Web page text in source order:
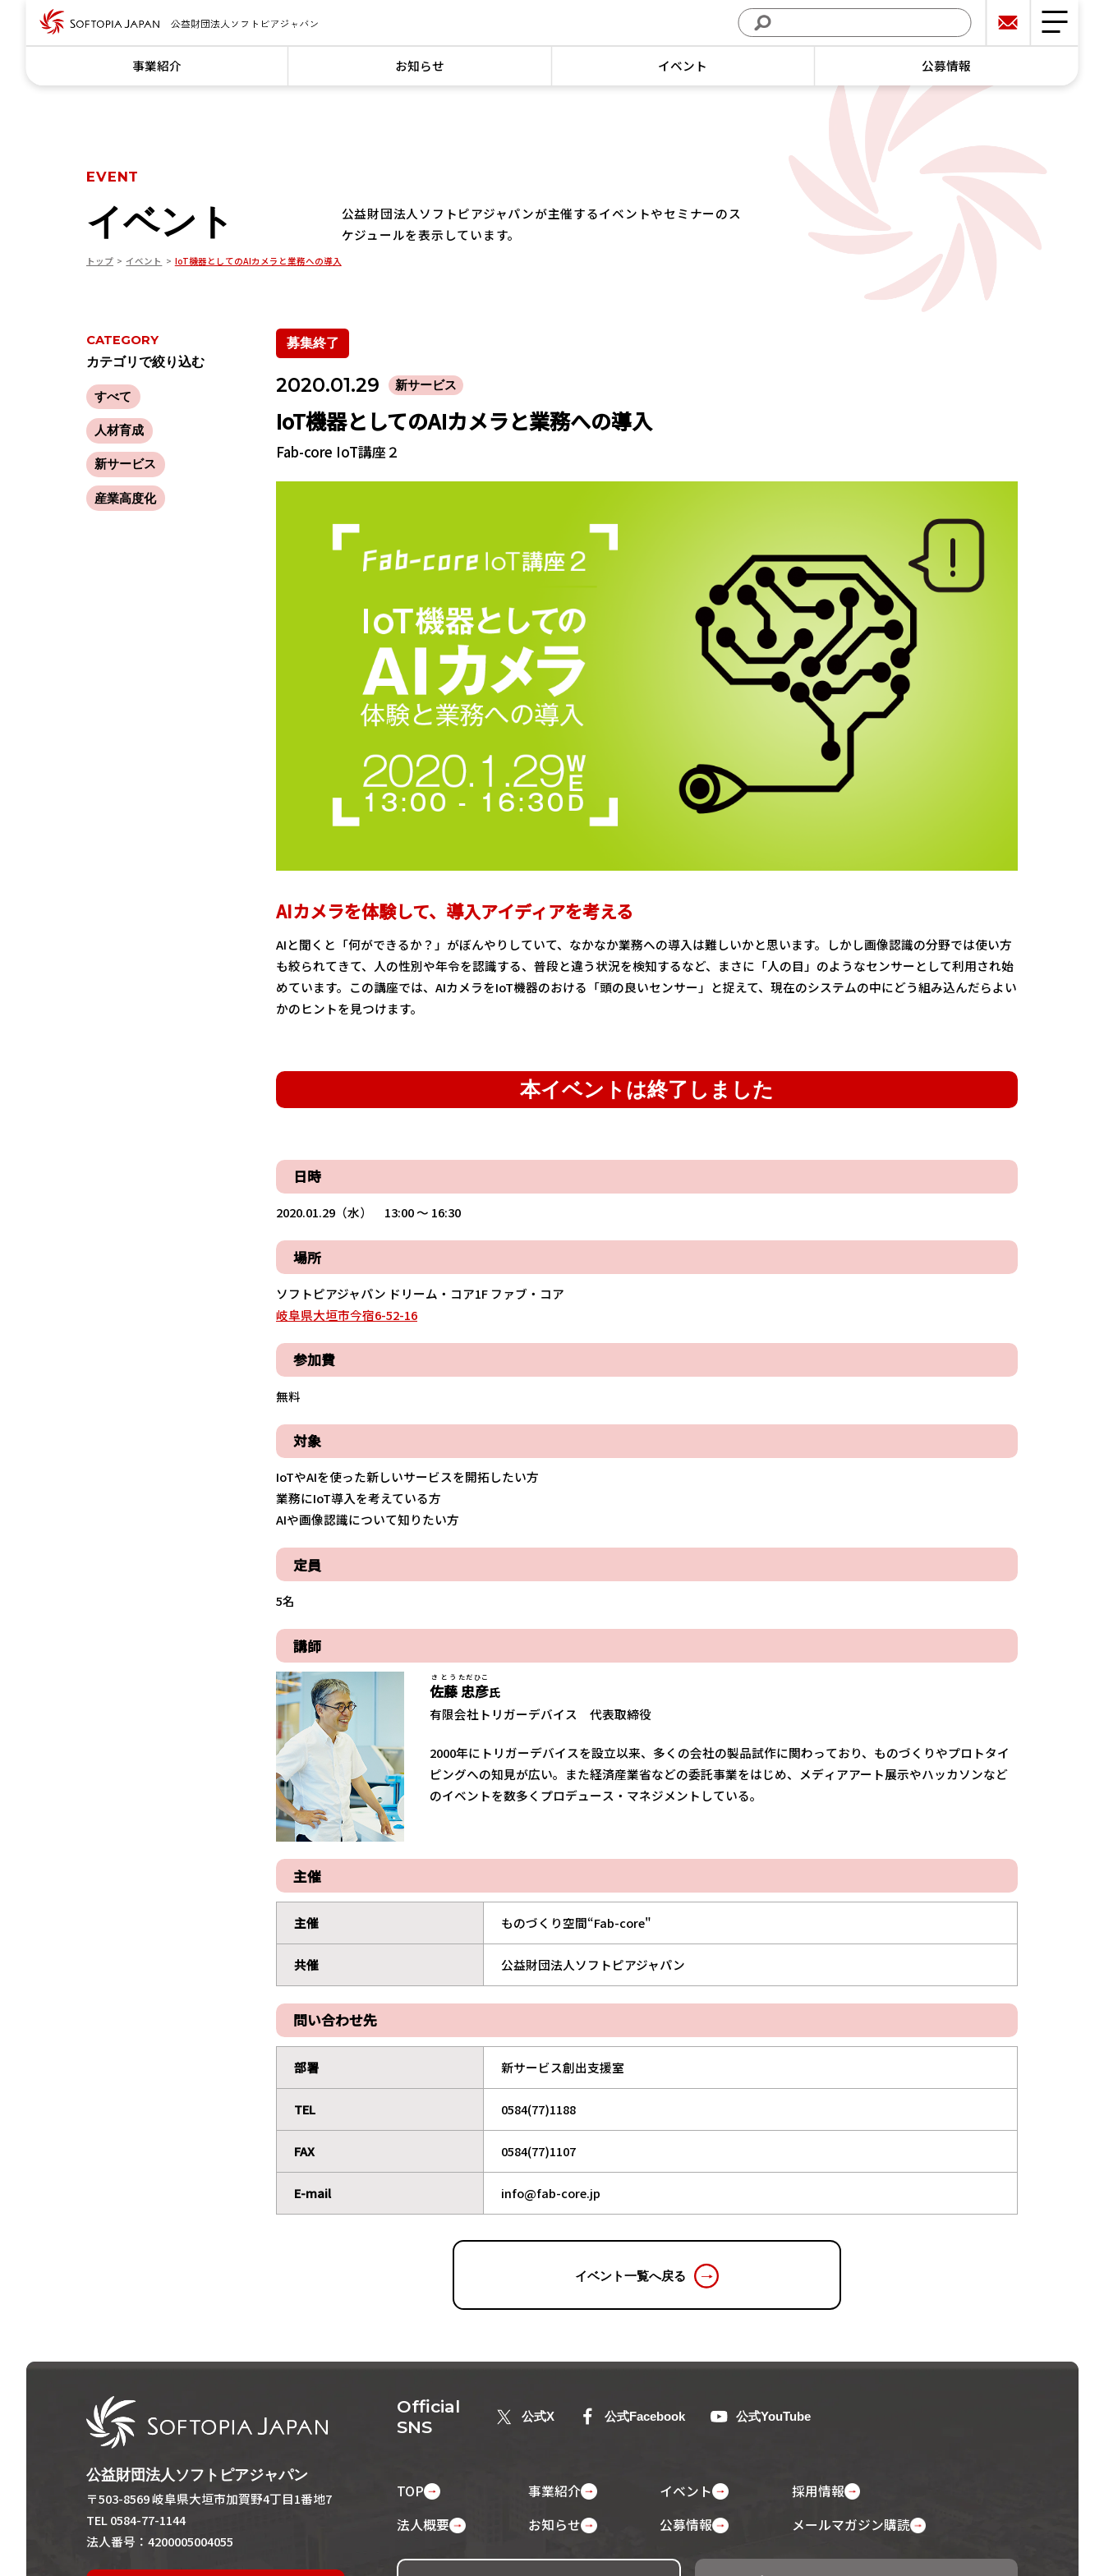
事業紹介 お知らせ イベント 公募情報
EVENT
イベント
トップ イベント IoT機器としてのAIカメラと業務への導入
公益財団法人ソフトピアジャパンが主催するイベントやセミナーのス
ケジュールを表示しています。
CATEGORY
カテゴリで絞り込む
すべて
人材育成
新サービス
産業高度化
募集終了
2020.01.29 新サービス
IoT機器としてのAIカメラと業務への導入
Fab-core IoT講座２
AIカメラを体験して、導入アイディアを考える
AIと聞くと「何ができるか？」がぼんやりしていて、なかなか業務への導入は難しいかと思います。しかし画像認識の分野では使い方
も絞られてきて、人の性別や年令を認識する、普段と違う状況を検知するなど、まさに「人の目」のようなセンサーとして利用され始
めています。この講座では、AIカメラをIoT機器のおける「頭の良いセンサー」と捉えて、現在のシステムの中にどう組み込んだらよい
かのヒントを見つけます。
本イベントは終了しました
日時
2020.01.29（水） 13:00 〜 16:30
場所
ソフトピアジャパン ドリーム・コア1F ファブ・コア
岐阜県大垣市今宿6-52-16
参加費
無料
対象
IoTやAIを使った新しいサービスを開拓したい方
業務にIoT導入を考えている方
AIや画像認識について知りたい方
定員
5名
講師
佐藤
さとう
忠彦
ただひこ
氏
有限会社トリガーデバイス 代表取締役
2000年にトリガーデバイスを設立以来、多くの会社の製品試作に関わっており、ものづくりやプロトタイ
ピングへの知見が広い。また経済産業省などの委託事業をはじめ、メディアアート展示やハッカソンなど
のイベントを数多くプロデュース・マネジメントしている。
主催
主催 ものづくり空間“Fab-core"
共催 公益財団法人ソフトピアジャパン
問い合わせ先
部署 新サービス創出支援室
TEL 0584(77)1188
FAX 0584(77)1107
E-mail info@fab-core.jp
イベント一覧へ戻る
公益財団法人ソフトピアジャパン
〒503-8569 岐阜県大垣市加賀野4丁目1番地7
TEL 0584-77-1144
法人番号：4200005004055
Official
SNS
公式X 公式Facebook 公式YouTube
TOP 事業紹介 イベント
採用情報
法人概要
お知らせ 公募情報 メールマガジン購読